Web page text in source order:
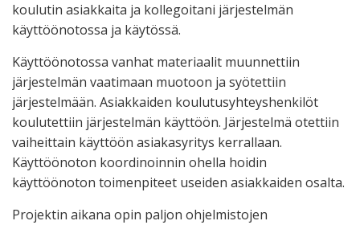
koulutin asiakkaita ja kollegoitani järjestelmän
käyttöönotossa ja käytössä.
Käyttöönotossa vanhat materiaalit muunnettiin
järjestelmän vaatimaan muotoon ja syötettiin
järjestelmään. Asiakkaiden koulutusyhteyshenkilöt
koulutettiin järjestelmän käyttöön. Järjestelmä otettiin
vaiheittain käyttöön asiakasyritys kerrallaan.
Käyttöönoton koordinoinnin ohella hoidin
käyttöönoton toimenpiteet useiden asiakkaiden osalta.
Projektin aikana opin paljon ohjelmistojen